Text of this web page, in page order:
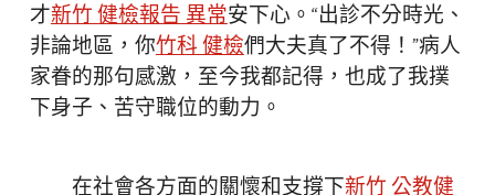
才新竹 健檢報告 異常安下心。“出診不分時光、
非論地區，你竹科 健檢們大夫真了不得！”病人
家眷的那句感激，至今我都記得，也成了我撲
下身子、苦守職位的動力。
在社會各方面的關懷和支撐下新竹 公教健